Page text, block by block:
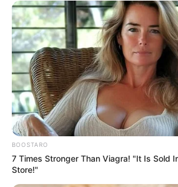
BOOSTARO
7 Times Stronger Than Viagra! "It Is Sold
Store!"